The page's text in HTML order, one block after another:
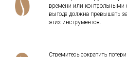
времени или контрольными
выгода должна превышать
этих инструментов.
Стремитесь сократить